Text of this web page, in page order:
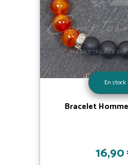
En stock
Bracelet